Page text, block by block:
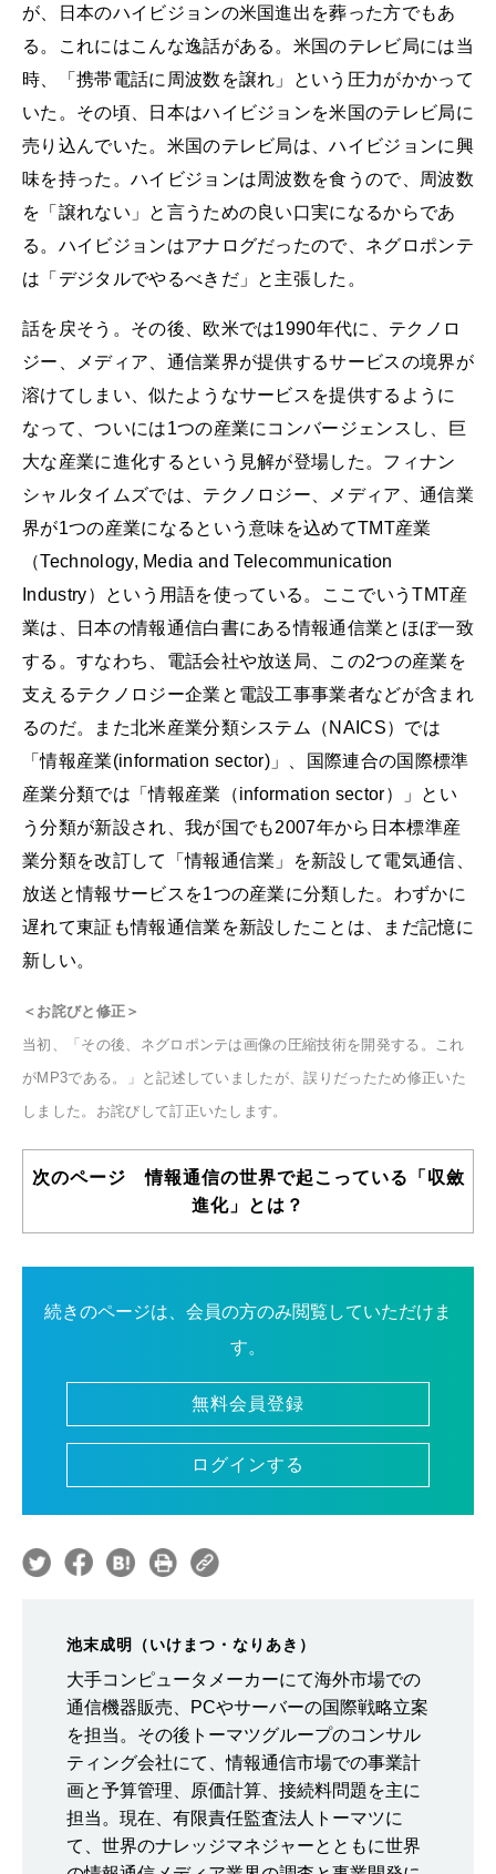
が、日本のハイビジョンの米国進出を葬った方でもあ
る。これにはこんな逸話がある。米国のテレビ局には当
時、「携帯電話に周波数を譲れ」という圧力がかかって
いた。その頃、日本はハイビジョンを米国のテレビ局に
売り込んでいた。米国のテレビ局は、ハイビジョンに興
味を持った。ハイビジョンは周波数を食うので、周波数
を「譲れない」と言うための良い口実になるからであ
る。ハイビジョンはアナログだったので、ネグロポンテ
は「デジタルでやるべきだ」と主張した。
話を戻そう。その後、欧米では1990年代に、テクノロ
ジー、メディア、通信業界が提供するサービスの境界が
溶けてしまい、似たようなサービスを提供するように
なって、ついには1つの産業にコンバージェンスし、巨
大な産業に進化するという見解が登場した。フィナン
シャルタイムズでは、テクノロジー、メディア、通信業
界が1つの産業になるという意味を込めてTMT産業
（Technology, Media and Telecommunication
Industry）という用語を使っている。ここでいうTMT産
業は、日本の情報通信白書にある情報通信業とほぼ一致
する。すなわち、電話会社や放送局、この2つの産業を
支えるテクノロジー企業と電設工事事業者などが含まれ
るのだ。また北米産業分類システム（NAICS）では
「情報産業(information sector)」、国際連合の国際標準
産業分類では「情報産業（information sector）」とい
う分類が新設され、我が国でも2007年から日本標準産
業分類を改訂して「情報通信業」を新設して電気通信、
放送と情報サービスを1つの産業に分類した。わずかに
遅れて東証も情報通信業を新設したことは、まだ記憶に
新しい。
＜お詫びと修正＞
当初、「その後、ネグロポンテは画像の圧縮技術を開発する。これ
がMP3である。」と記述していましたが、誤りだったため修正いた
しました。お詫びして訂正いたします。
次のページ 情報通信の世界で起こっている「収斂
進化」とは？
続きのページは、会員の方のみ閲覧していただけま
す。
無料会員登録
ログインする
池末成明（いけまつ・なりあき）
大手コンピュータメーカーにて海外市場での
通信機器販売、PCやサーバーの国際戦略立案
を担当。その後トーマツグループのコンサル
ティング会社にて、情報通信市場での事業計
画と予算管理、原価計算、接続料問題を主に
担当。現在、有限責任監査法人トーマツに
て、世界のナレッジマネジャーとともに世界